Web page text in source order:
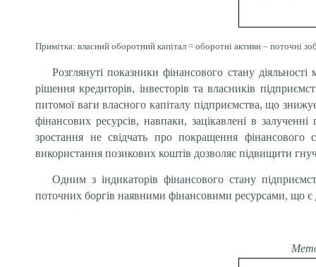
Примітка: власний оборотний капітал = оборотні активи – поточні
Розглянуті показники фінансового стану
рішення кредиторів, інвесторів та власників
питомої ваги власного капіталу підприємства, що
фінансових ресурсів, навпаки, зацікавлені в
зростання не свідчать про покращення
використання позикових коштів дозволяє підвищити
Одним з індикаторів фінансового стану
поточних боргів наявними фінансовими ресурсами, що